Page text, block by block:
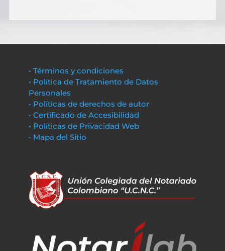
• Términos y condiciones
• Política de Tratamiento de Datos
Personales
• Políticas de derechos de autor
• Certificado de Accesibilidad
• Políticas de Privacidad Web
• Mapa del Sitio